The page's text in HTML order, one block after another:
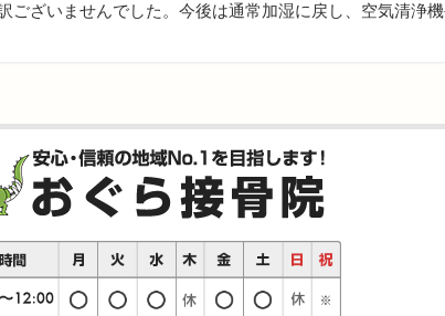
ございませんでした。今後は通常加湿に戻し、空気清浄